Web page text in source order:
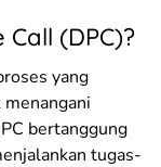
(DPC)?
yang
bertanggung
tugas-